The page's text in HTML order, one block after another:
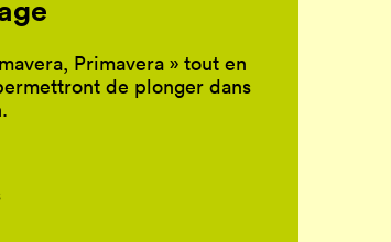
Primavera »tout en
de plonger dans
.